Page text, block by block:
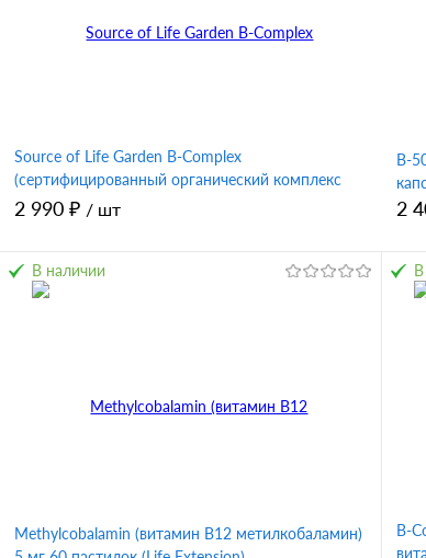
Source of Life Garden B-Complex
(сертифицированный органический комплекс
витаминов группы B) 60 капсул (NaturesPlus)
2 990 ₽ / шт
B-
2
Methylcobalamin (витамин B12 метилкобаламин)
В наличии
B-